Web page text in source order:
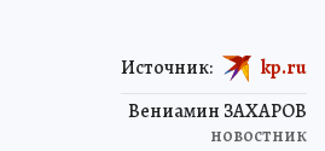
Вениамин ЗАХАРОВ
новостник
Источник: kp.ru